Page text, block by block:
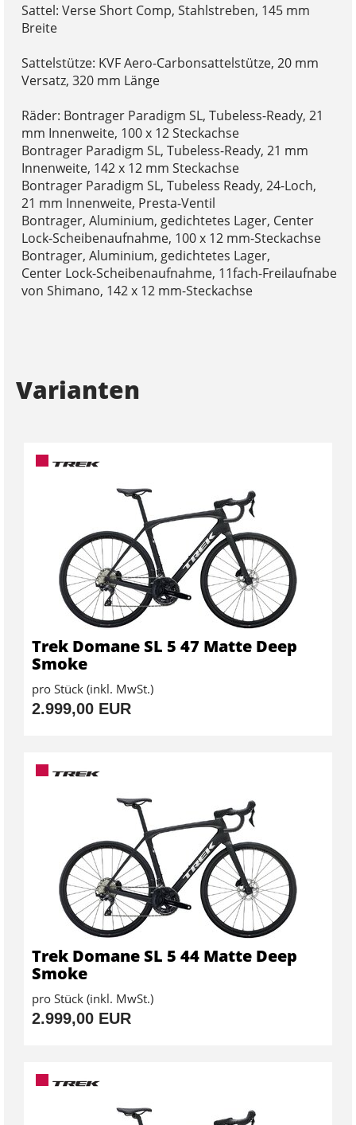
Sattel: Verse Short Comp, Stahlstreben, 145 mm
Breite
Sattelstütze: KVF Aero-Carbonsattelstütze, 20 mm
Versatz, 320 mm Länge
Räder: Bontrager Paradigm SL, Tubeless-Ready, 21
mm Innenweite, 100 x 12 Steckachse
Bontrager Paradigm SL, Tubeless-Ready, 21 mm
Innenweite, 142 x 12 mm Steckachse
Bontrager Paradigm SL, Tubeless Ready, 24-Loch,
21 mm Innenweite, Presta-Ventil
Bontrager, Aluminium, gedichtetes Lager, Center
Lock-Scheibenaufnahme, 100 x 12 mm-Steckachse
Bontrager, Aluminium, gedichtetes Lager,
Center Lock-Scheibenaufnahme, 11fach-Freilaufnabe
von Shimano, 142 x 12 mm-Steckachse
Varianten
Trek Domane SL 5 47 Matte Deep
Smoke
pro Stück (inkl. MwSt.)
2.999,00 EUR
Trek Domane SL 5 44 Matte Deep
Smoke
pro Stück (inkl. MwSt.)
2.999,00 EUR